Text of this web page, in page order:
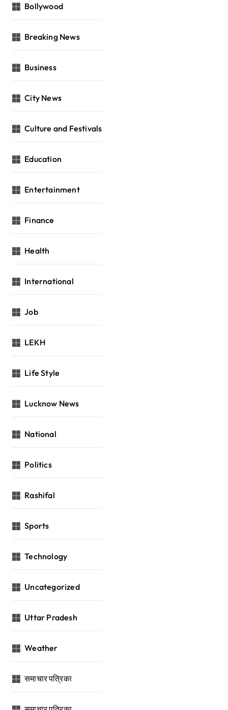
Bollywood
Breaking News
Business
City News
Culture and Festivals
Education
Entertainment
Finance
Health
International
Job
LEKH
Life Style
Lucknow News
National
Politics
Rashifal
Sports
Technology
Uncategorized
Uttar Pradesh
Weather
समाचार पत्रिका